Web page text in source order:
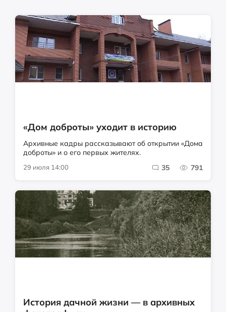
«Дом доброты» уходит в историю
Архивные кадры рассказывают об открытии «Дома
доброты» и о его первых жителях.
29 июля 14:00 35 791
История дачной жизни — в архивных